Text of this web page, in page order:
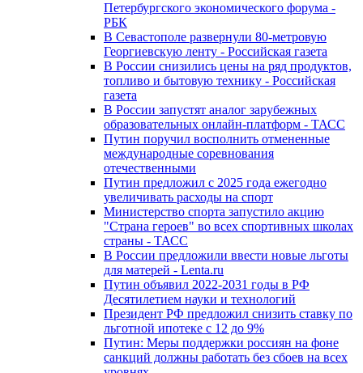
Петербургского экономического форума -
РБК
В Севастополе развернули 80-метровую
Георгиевскую ленту - Российская газета
В России снизились цены на ряд продуктов,
топливо и бытовую технику - Российская
газета
В России запустят аналог зарубежных
образовательных онлайн-платформ - ТАСС
Путин поручил восполнить отмененные
международные соревнования
отечественными
Путин предложил с 2025 года ежегодно
увеличивать расходы на спорт
Министерство спорта запустило акцию
"Страна героев" во всех спортивных школах
страны - ТАСС
В России предложили ввести новые льготы
для матерей - Lenta.ru
Путин объявил 2022-2031 годы в РФ
Десятилетием науки и технологий
Президент РФ предложил снизить ставку по
льготной ипотеке с 12 до 9%
Путин: Меры поддержки россиян на фоне
санкций должны работать без сбоев на всех